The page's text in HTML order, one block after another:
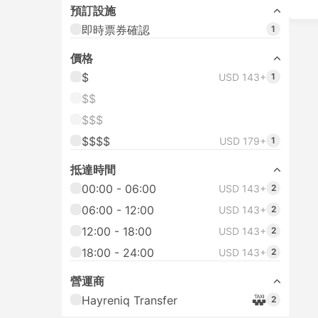
預訂設施
即時票券確認
1
價格
$
USD 143+ 1
$$
$$$
$$$$
USD 179+ 1
抵達時間
00:00 - 06:00
USD 143+ 2
06:00 - 12:00 USD 143+ 2
12:00 - 18:00 USD 143+ 2
18:00 - 24:00 USD 143+ 2
營運商
Hayreniq Transfer
2